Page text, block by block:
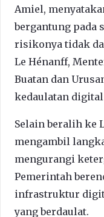
Amiel,
bergantung pada
risikonya tidak
Le Hénanff,
Buatan dan
kedaulatan
Selain beralih ke
mengambil
mengurangi
Pemerintah
infrastruktur
yang berdaulat.